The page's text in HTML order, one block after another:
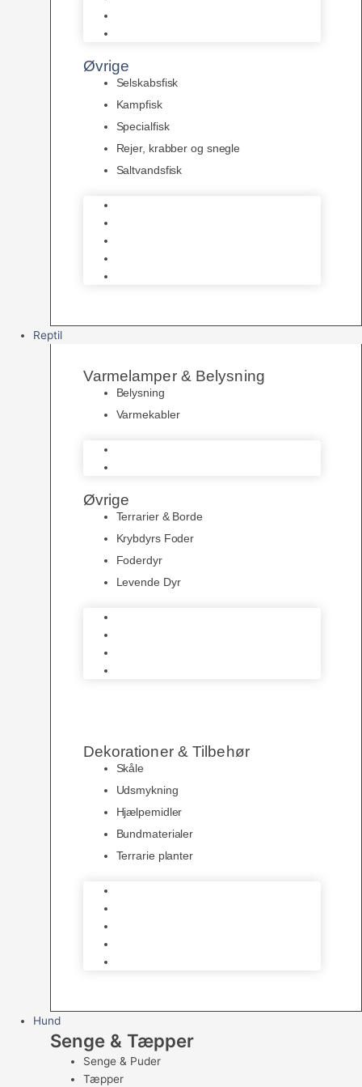
Øvrige
Selskabsfisk
Kampfisk
Specialfisk
Rejer, krabber og snegle
Saltvandsfisk
Reptil
Varmelamper & Belysning
Belysning
Varmekabler
Øvrige
Terrarier & Borde
Krybdyrs Foder
Foderdyr
Levende Dyr
Dekorationer & Tilbehør
Skåle
Udsmykning
Hjælpemidler
Bundmaterialer
Terrarie planter
Hund
Senge & Tæpper
Senge & Puder
Tæpper